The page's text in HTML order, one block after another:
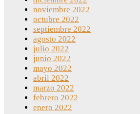
noviembre 2022
octubre 2022
septiembre 2022
agosto 2022
julio 2022
junio 2022
mayo 2022
abril 2022
marzo 2022
febrero 2022
enero 2022